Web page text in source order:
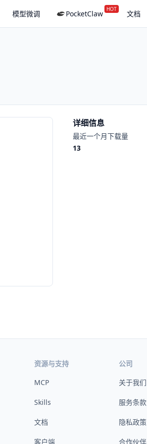
模型微调 PocketClaw HOT 文档
详细信息
最近一个月下载量
13
资源与支持
MCP
Skills
文档
客户端
公司
关于我们
服务条款
隐私政策
合作伙伴